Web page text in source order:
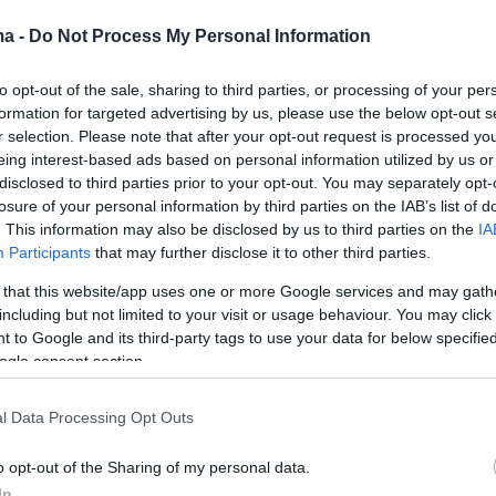
- Do Not Process My Personal Information
opt-out of the sale, sharing to third parties, or processing of your
for targeted advertising by us, please use the below opt-out
selection. Please note that after your opt-out request is processed
interest-based ads based on personal information utilized by us
to third parties prior to your opt-out. You may separately
of your personal information by third parties on the IAB’s list of
This information may also be disclosed by us to third parties on the
Participants that may further disclose it to other third parties.
that this website/app uses one or more Google services and may
but not limited to your visit or usage behaviour. You may
to Google and its third-party tags to use your data for below
consent section.
Data Processing Opt Outs
opt-out of the Sharing of my personal data.
στην νέα επιστημονική
για τα παιδιά της Κιβωτού
θα διαχειριστούν το τραύμα που έχουν υποστεί τα
το σκάνδαλο με τον πατέρα Αντώνιο
έχουν γίνει σε μόλις ένα μήνα
του Κόσμου -Ο πρώτος
στις δομές σε Πειραιά, Χίο και Βόλο – Σε
έλεγχος από ορκωτούς λογιστές